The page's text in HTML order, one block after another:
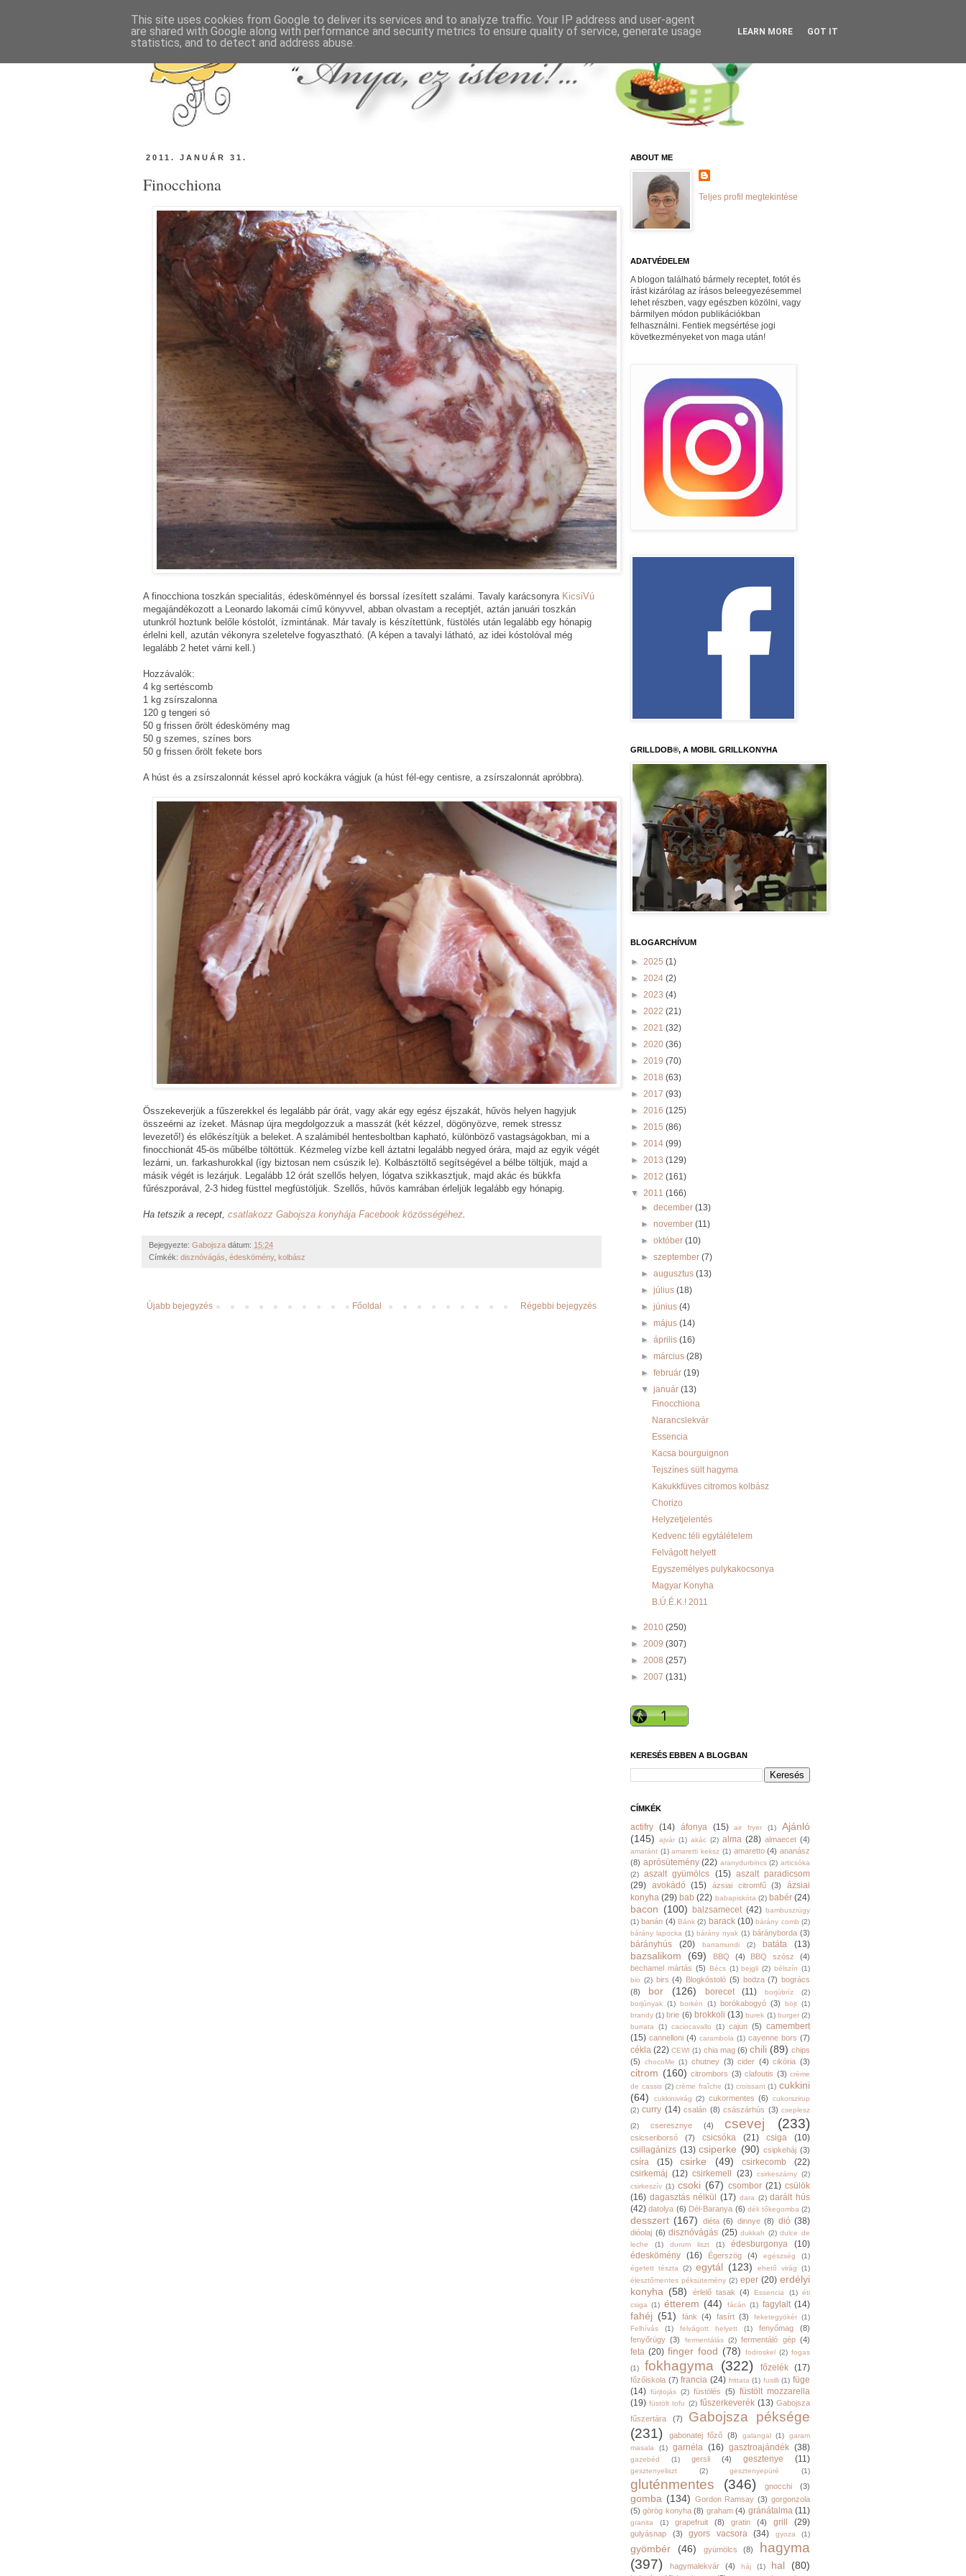
2011. JANUÁR 31.
Finocchiona
A finocchiona toszkán specialitás, édesköménnyel és borssal ízesített szalámi. Tavaly karácsonyra KicsiVú
megajándékozott a Leonardo lakomái című könyvvel, abban olvastam a receptjét, aztán januári toszkán
utunkról hoztunk belőle kóstolót, ízmintának. Már tavaly is készítettünk, füstölés után legalább egy hónapig
érlelni kell, azután vékonyra szeletelve fogyasztható. (A képen a tavalyi látható, az idei kóstolóval még
legalább 2 hetet várni kell.)
Hozzávalók:
4 kg sertéscomb
1 kg zsírszalonna
120 g tengeri só
50 g frissen őrölt édeskömény mag
50 g szemes, színes bors
50 g frissen őrölt fekete bors
A húst és a zsírszalonnát késsel apró kockákra vágjuk (a húst fél-egy centisre, a zsírszalonnát apróbbra).
Összekeverjük a fűszerekkel és legalább pár órát, vagy akár egy egész éjszakát, hűvös helyen hagyjuk
összeérni az ízeket. Másnap újra megdolgozzuk a masszát (két kézzel, dögönyözve, remek stressz
levezető!) és előkészítjük a beleket. A szalámibél hentesboltban kapható, különböző vastagságokban, mi a
finocchionát 45-ös műbélbe töltöttük. Kézmeleg vízbe kell áztatni legalább negyed órára, majd az egyik végét
lezárni, un. farkashurokkal (így biztosan nem csúszik le). Kolbásztöltő segítségével a bélbe töltjük, majd a
másik végét is lezárjuk. Legalább 12 órát szellős helyen, lógatva szikkasztjuk, majd akác és bükkfa
fűrészporával, 2-3 hideg füsttel megfüstöljük. Szellős, hűvös kamrában érleljük legalább egy hónapig.
Ha tetszik a recept, csatlakozz Gabojsza konyhája Facebook közösségéhez
Bejegyezte: Gabojsza dátum: 15:24
Címkék: disznóvágás édeskömény, kolbász
Újabb bejegyzés Régebbi bejegyzés
Főoldal
ABOUT ME
Teljes profil megtekintése
ADATVÉDELEM
A blogon található bármely receptet, fotót és
írást kizárólag az írásos beleegyezésemmel
lehet részben, vagy egészben közölni, vagy
bármilyen módon publikációkban
felhasználni. Fentiek megsértése jogi
következményeket von maga után!
GRILLDOB®, A MOBIL GRILLKONYHA
BLOGARCHÍVUM
► 2025 (1)
► 2024 (2)
► 2023 (4)
► 2022 (21)
► 2021 (32)
► 2020 (36)
► 2019 (70)
► 2018 (63)
► 2017 (93)
► 2016 (125)
► 2015 (86)
► 2014 (99)
► 2013 (129)
► 2012 (161)
▼ 2011 (166)
►december(13)
►november(11)
►október(10)
►szeptember(7)
►augusztus(13)
►július(18)
►június(4)
►május(14)
►április(16)
►március(28)
►február(19)
▼január(13)
Finocchiona
Narancslekvár
Essencia
Kacsa bourguignon
Tejszínes sült hagyma
Kakukkfüves citromos kolbász
Chorizo
Helyzetjelentés
Kedvenc téli egytálételem
Felvágott helyett
Egyszemélyes pulykakocsonya
Magyar Konyha
B.Ú.É.K.! 2011
► 2010 (250)
► 2009 (307)
► 2008 (257)
► 2007 (131)
KERESÉS EBBEN A BLOGBAN
CÍMKÉK
actifry (14) áfonya (15) air fryer (1)
Ajánló
(145)
ajvár (1) akác (2) alma (28) almaecet (4)
amaránt (1) amaretti keksz (1) amaretto (4) ananász
(8) aprósütemény (22) aranydurbincs (2) articsóka
(2)
aszalt gyümölcs (15) aszalt paradicsom
(29) avokádó (15) ázsiai citromfű (3)
ázsiai
konyha (29) bab (22) babapiskóta (2) babér (24)
bacon (100) balzsamecet (42) bambuszrügy
(1) banán (4) Bánk (2) barack (10) bárány comb (2)
bárány lapocka (1) bárány nyak (1) bárányborda (3)
bárányhús (20) barramundi (2) batáta (13)
bazsalikom (69) BBQ (4) BBQ szósz
(4)
bechamel mártás (5) Bécs (1) bejgli (2) bélszín (1)
bio (2) birs (4) Blogkóstoló (5) bodza (7) bogrács
(8)
bor (126) borecet (11) borjúbríz
(2)
borjúnyak (1) borkén (1) borókabogyó (3) böjt (1)
brandy (1) brie (6) brokkoli (13) burek (1) burger (2)
burrata
(1) caciocavallo (1) cajun (5) camembert
(15) cannelloni (4) carambola (1) cayenne bors (7)
cékla (22) CEWI (1) chia mag (6) chili (89) chips
(5)
chocoMe (1) chutney (3) cider (4) cikória (3)
citrom (160) citrombors (3) clafoutis (3) crème
de cassis (2) crème fraîche (1) croissant (1) cukkini
(64)
cukkinivirág (2) cukormentes (6)
cukorszirup
(2) curry (14) csalán (8) császárhús (3) cseplesz
(2)
cseresznye (4) csevej (233)
csicseriborsó (7) csicsóka (21) csiga
(10)
csillagánizs (13) csiperke (90) csipkeháj (3)
csíra (15) csirke (49) csirkecomb
(22)
csirkemáj (12) csirkemell (23) csirkeszárny (2)
csirkeszív (1) csoki (67) csombor (21) csülök
(16) dagasztás nélkül (17) dara (2) darált hús
(42) datolya (6) Dél-Baranya (6) déli tőkegomba (2)
desszert (167) diéta (6) dinnye (8) dió (38)
dióolaj (6) disznóvágás (25) dukkah (2) dulce de
leche
(1) durum liszt (1) édesburgonya
(10)
édeskömény (16) Égerszög (4) egészség
(1)
égetett tészta
(2) egytál (123) ehető virág
(1)
élesztőmentes péksütemény (2) eper (20) erdélyi
konyha (58) érlelő tasak (4) Essencia (1) éti
csiga (1) étterem (44) fácán (1) fagylalt (14)
fahéj (51) fánk (4) fasírt (3) feketegyökér (1)
Felhívás
(1) felvágott helyett (1) fenyőmag
(8)
fenyőrügy (3) fermentálás (2) fermentáló gép (4)
feta (20) finger food (78) fodroskel (2) fogas
(1)
fokhagyma (322) főzelék (17)
főzőiskola (7) francia (24) frittata (1) fusilli (1) füge
(14) fürjtojás (2) füstölés (5) füstölt mozzarella
(19) füstölt tofu (2) fűszerkeverék (13) Gabojsza
fűszertára
(7)
Gabojsza péksége
(231)
gabonatej főző (8) galangal (1)
garam
masala
(1) garnéla (16) gasztroajándék (38)
gazebéd (1) gersli (4) gesztenye (11)
gesztenyeliszt (2) gesztenyepüré (1)
gluténmentes (346) gnocchi (3)
gomba (134) Gordon Ramsay (3) gorgonzola
(5) görög konyha (8) graham (4) gránátalma (11)
granita (1) grapefruit (8) gratin (4) grill (29)
gulyásnap (3) gyors vacsora (34) gyoza (1)
gyömbér (46) gyümölcs (8)
hagyma
(397)
hagymalekvár (4) háj (1) hal (80)
This site uses cookies from Google to deliver its services and to analyze traffic. Your IP address and user-agent
are shared with Google along with performance and security metrics to ensure quality of service, generate usage
statistics, and to detect and address abuse.
LEARN MORE GOT IT